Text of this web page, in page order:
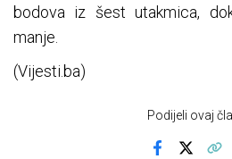
bodova iz šest utakmica,
manje.
(Vijesti.ba)
Podijeli ovaj